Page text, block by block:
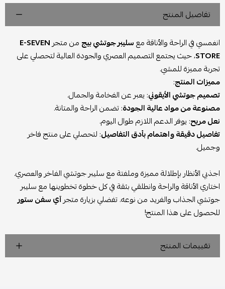
تفاصيل المنتج
انغمسي في الراحة والأناقة معسليبر جوتشي بيج من متجرE-SEVEN
STORE، حيث يجتمع التصميم العصري والجودة العالية لتحصلي على
تجربة مميزة للمشي.
مميزات المنتج:
تصميم جوتشي الأيقوني: يعبر عن الفخامة والجمال.
مصنوعة من مواد عالية الجودة: تضمن الراحة والمتانة.
نعل مريح: يوفر الدعم اللازم طوال اليوم.
تفاصيل دقيقة واهتمام بأدق التفاصيل: لتحصلي على منتج فاخر
وجميل.
اجذبي الأنظار بإطلالة مميزة وملفتة مع سليبر جوتشي الفاخر والعصري.
اختاري الأناقة والراحة وانطلقي بثقة في كل خطوة تخطوينها مع سليبر
جوتشي الجذاب والفريد من نوعه. تفضلي بزيارة متجرآي سفن ستور
للحصول على هذا المنتج!
تقييمات المنتج